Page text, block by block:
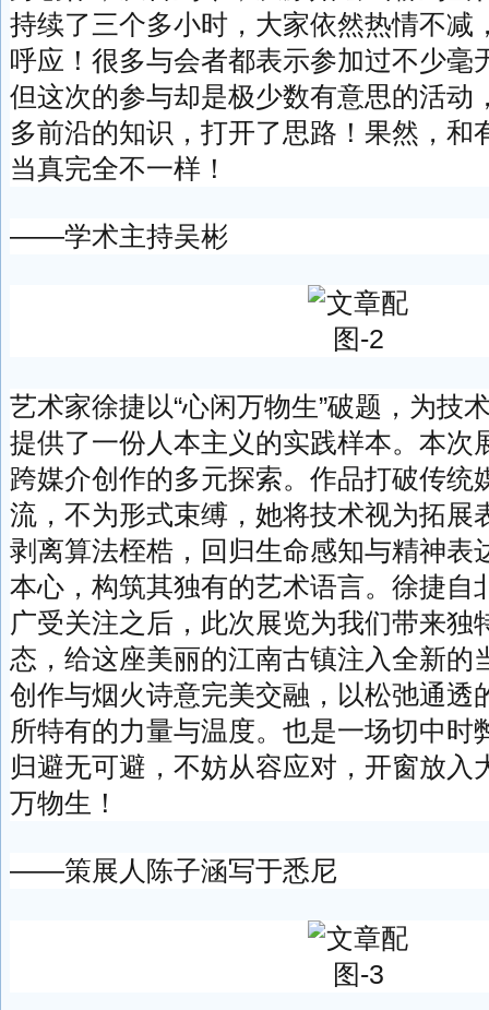
持续了三个多小时，大家依然热情不减
呼应！很多与会者都表示参加过不少毫
但这次的参与却是极少数有意思的活动
多前沿的知识，打开了思路！果然，和
当真完全不一样！
——学术主持吴彬
艺术家徐捷以“心闲万物生”破题，为技
提供了一份人本主义的实践样本。本次
跨媒介创作的多元探索。作品打破传统
流，不为形式束缚，她将技术视为拓展
剥离算法桎梏，回归生命感知与精神表
本心，构筑其独有的艺术语言。徐捷自
广受关注之后，此次展览为我们带来独
态，给这座美丽的江南古镇注入全新的
创作与烟火诗意完美交融，以松弛通透
所特有的力量与温度。也是一场切中时
归避无可避，不妨从容应对，开窗放入
万物生！
——策展人陈子涵写于悉尼